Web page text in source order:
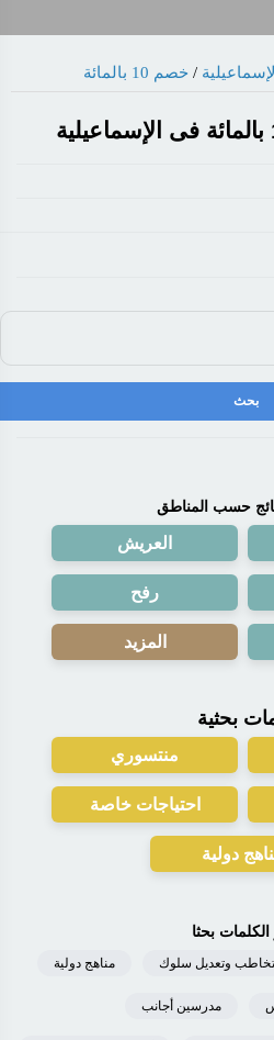
الإسماعيلية / خصم 10 بالمائة
حسب المناطق
العريش
رفح
المزيد
بحثية
منتسوري
احتياجات خاصة
دولية
الكلمات بحثا
تخاطب وتعديل سلوك مناهج دولية
مدرسين أجانب